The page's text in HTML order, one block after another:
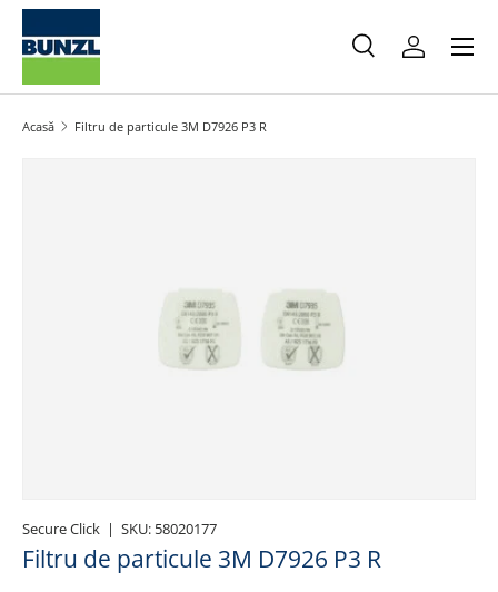
Salt la conținut
Caută
Caută
Meniu
Acasă Filtru de particule 3M D7926 P3 R
Secure Click | SKU: 58020177
Filtru de particule 3M D7926 P3 R